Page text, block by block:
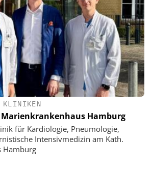
KLINIKEN
Hamburg
für Kardiologie, Pneumologie,
Intensivmedizin am Kath.
Hamburg